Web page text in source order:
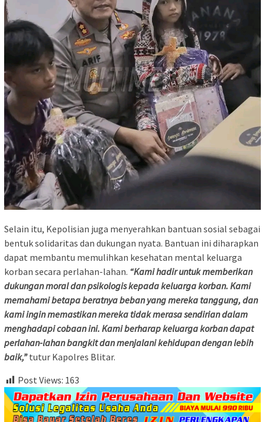
Selain itu, Kepolisian juga menyerahkan bantuan sosial sebagai
bentuk solidaritas dan dukungan nyata. Bantuan ini diharapkan
dapat membantu memulihkan kesehatan mental keluarga
korban secara perlahan-lahan. “Kami hadir untuk memberikan
dukungan moral dan psikologis kepada keluarga korban. Kami
memahami betapa beratnya beban yang mereka tanggung, dan
kami ingin memastikan mereka tidak merasa sendirian dalam
menghadapi cobaan ini. Kami berharap keluarga korban dapat
perlahan-lahan bangkit dan menjalani kehidupan dengan lebih
baik,” tutur Kapolres Blitar.
Post Views: 163